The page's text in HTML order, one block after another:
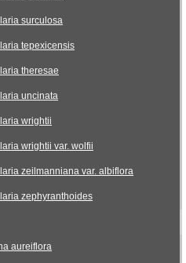
surculosa
tepexicensis
theresae
uncinata
wrightii
wrightii var. wolfii
zeilmanniana var. albiflora
zephyranthoides
aureiflora